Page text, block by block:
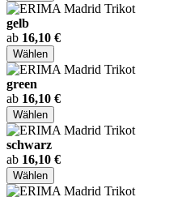
gelb
ab 16,10 €
Wählen
green
ab 16,10 €
Wählen
schwarz
ab 16,10 €
Wählen